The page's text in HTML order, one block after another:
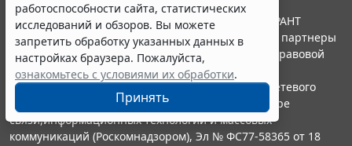
работоспособности сайта, статистических
исследований и обзоров. Вы можете
запретить обработку указанных данных в
настройках браузера. Пожалуйста,
ознакомьтесь с условиями их обработки.
Принять
© ООО "НПП "ГАРАНТ-СЕРВИС", 2026. Система ГАРАНТ
выпускается с 1990 года. Компания "Гарант" и ее партнеры
являются участниками Российской ассоциации правовой
информации ГАРАНТ.
Портал ГАРАНТ.РУ зарегистрирован в качестве сетевого
издания Федеральной службой по надзору в сфере
связи,информационных технологий и массовых
коммуникаций (Роскомнадзором), Эл № ФС77-58365 от 18